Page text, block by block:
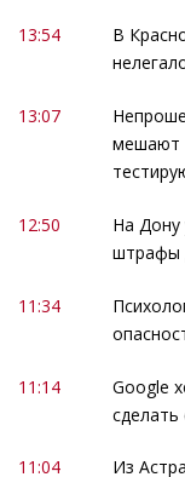
13:54
В
13:07
мешают
12:50
На Дону
штрафы
11:34
11:14
Google
сделать
11:04
Из